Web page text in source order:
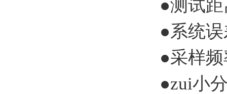
●测试
●系统
●采样
●zui小